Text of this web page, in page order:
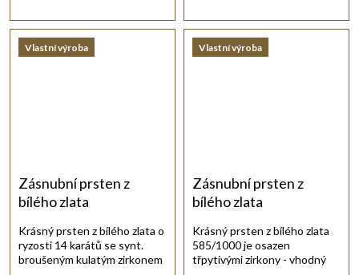
Vlastní výroba
Zásnubní prsten z
bílého zlata
Krásný prsten z bílého zlata o
ryzosti 14 karátů se synt.
broušeným kulatým zirkonem
Vlastní výroba
Zásnubní prsten z
bílého zlata
Krásný prsten z bílého zlata
585/1000 je osazen
třpytivými zirkony - vhodný